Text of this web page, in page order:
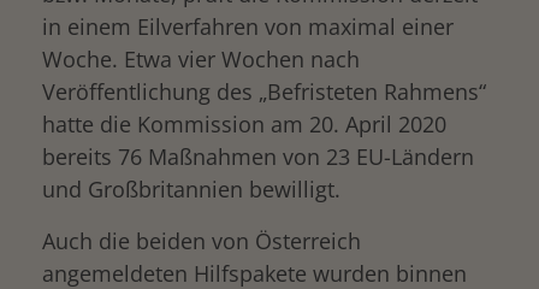
in einem Eilverfahren von maximal einer
Woche. Etwa vier Wochen nach
Veröffentlichung des „Befristeten Rahmens“
hatte die Kommission am 20. April 2020
bereits 76 Maßnahmen von 23 EU-Ländern
und Großbritannien bewilligt.
Auch die beiden von Österreich
angemeldeten Hilfspakete wurden binnen